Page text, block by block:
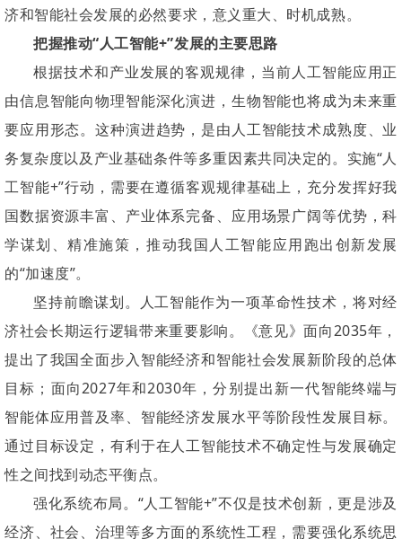
济和智能社会发展的必然要求，意义重大、时机成熟。
把握推动“人工智能+”发展的主要思路
根据技术和产业发展的客观规律，当前人工智能应用正
由信息智能向物理智能深化演进，生物智能也将成为未来重
要应用形态。这种演进趋势，是由人工智能技术成熟度、业
务复杂度以及产业基础条件等多重因素共同决定的。实施“人
工智能+”行动，需要在遵循客观规律基础上，充分发挥好我
国数据资源丰富、产业体系完备、应用场景广阔等优势，科
学谋划、精准施策，推动我国人工智能应用跑出创新发展
的“加速度”。
坚持前瞻谋划。人工智能作为一项革命性技术，将对经
济社会长期运行逻辑带来重要影响。《意见》面向2035年，
提出了我国全面步入智能经济和智能社会发展新阶段的总体
目标；面向2027年和2030年，分别提出新一代智能终端与
智能体应用普及率、智能经济发展水平等阶段性发展目标。
通过目标设定，有利于在人工智能技术不确定性与发展确定
性之间找到动态平衡点。
强化系统布局。“人工智能+”不仅是技术创新，更是涉及
经济、社会、治理等多方面的系统性工程，需要强化系统思